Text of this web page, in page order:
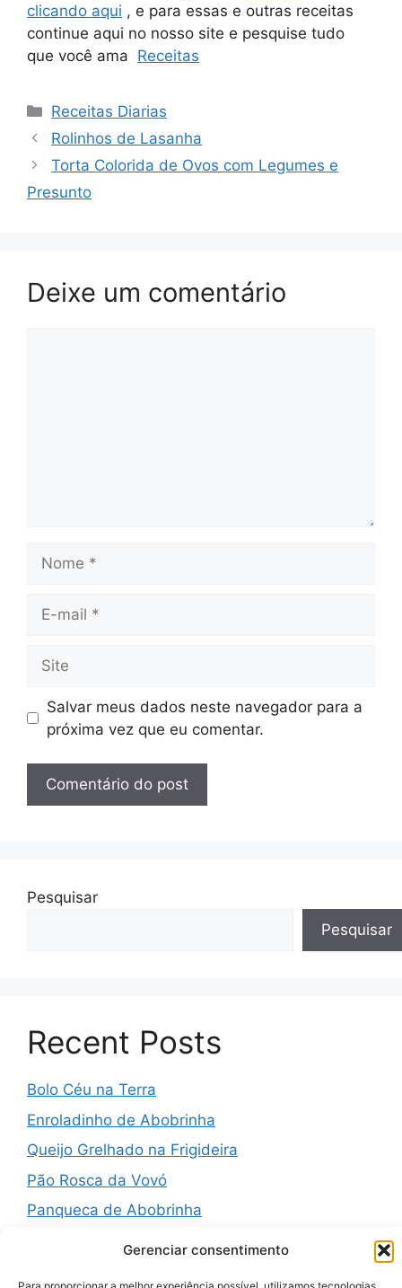
Gerenciar consentimento
clicando aqui , e para essas e outras receitas
continue aqui no nosso site e pesquise tudo
que você ama Receitas
Categorias
Receitas Diarias
Rolinhos de Lasanha
Torta Colorida de Ovos com Legumes e
Presunto
Deixe um comentário
mail
Salvar meus dados neste navegador para a
próxima vez que eu comentar.
Pesquisar
Pesquisar
Recent Posts
Bolo Céu na Terra
Enroladinho de Abobrinha
Queijo Grelhado na Frigideira
Pão Rosca da Vovó
Panqueca de Abobrinha